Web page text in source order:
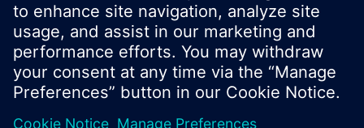
© Siemens Schweiz AG 2016
Produktangebot und Preise können pro Land